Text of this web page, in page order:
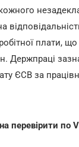
плати,
Держпраці
ЄСВ за
перевірити по